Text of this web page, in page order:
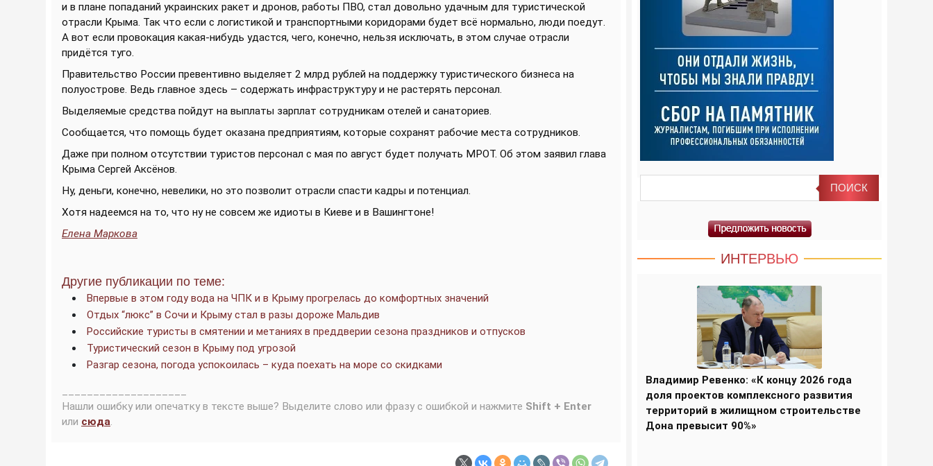
и в плане попаданий украинских ракет и дронов, работы ПВО, стал довольно удачным для туристической
отрасли Крыма. Так что если с логистикой и транспортными коридорами будет всё нормально, люди поедут.
А вот если провокация какая-нибудь удастся, чего, конечно, нельзя исключать, в этом случае отрасли
придётся туго.
Правительство России превентивно выделяет 2 млрд рублей на поддержку туристического бизнеса на
полуострове. Ведь главное здесь – содержать инфраструктуру и не растерять персонал.
Выделяемые средства пойдут на выплаты зарплат сотрудникам отелей и санаториев.
Сообщается, что помощь будет оказана предприятиям, которые сохранят рабочие места сотрудников.
Даже при полном отсутствии туристов персонал с мая по август будет получать МРОТ. Об этом заявил глава
Крыма Сергей Аксёнов.
Ну, деньги, конечно, невелики, но это позволит отрасли спасти кадры и потенциал.
Хотя надеемся на то, что ну не совсем же идиоты в Киеве и в Вашингтоне!
Елена Маркова
Другие публикации по теме:
Впервые в этом году вода на ЧПК и в Крыму прогрелась до комфортных значений
Отдых “люкс” в Сочи и Крыму стал в разы дороже Мальдив
Российские туристы в смятении и метаниях в преддверии сезона праздников и отпусков
Туристический сезон в Крыму под угрозой
Разгар сезона, погода успокоилась – куда поехать на море со скидками
Нашли ошибку или опечатку в тексте выше? Выделите слово или фразу с ошибкой и нажмите Shift + Enter
или сюда.
ИНТЕРВЬЮ
Владимир Ревенко: «К концу 2026 года
доля проектов комплексного развития
территорий в жилищном строительстве
Дона превысит 90%»